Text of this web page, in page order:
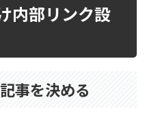
内部リンク設
事を決める